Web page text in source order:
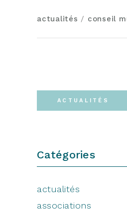
actualités / conseil
ACTUALITÉS
Catégories
actualités
associations